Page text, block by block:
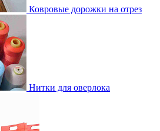
Ковровые дорожки на отрез
Нитки для оверлока